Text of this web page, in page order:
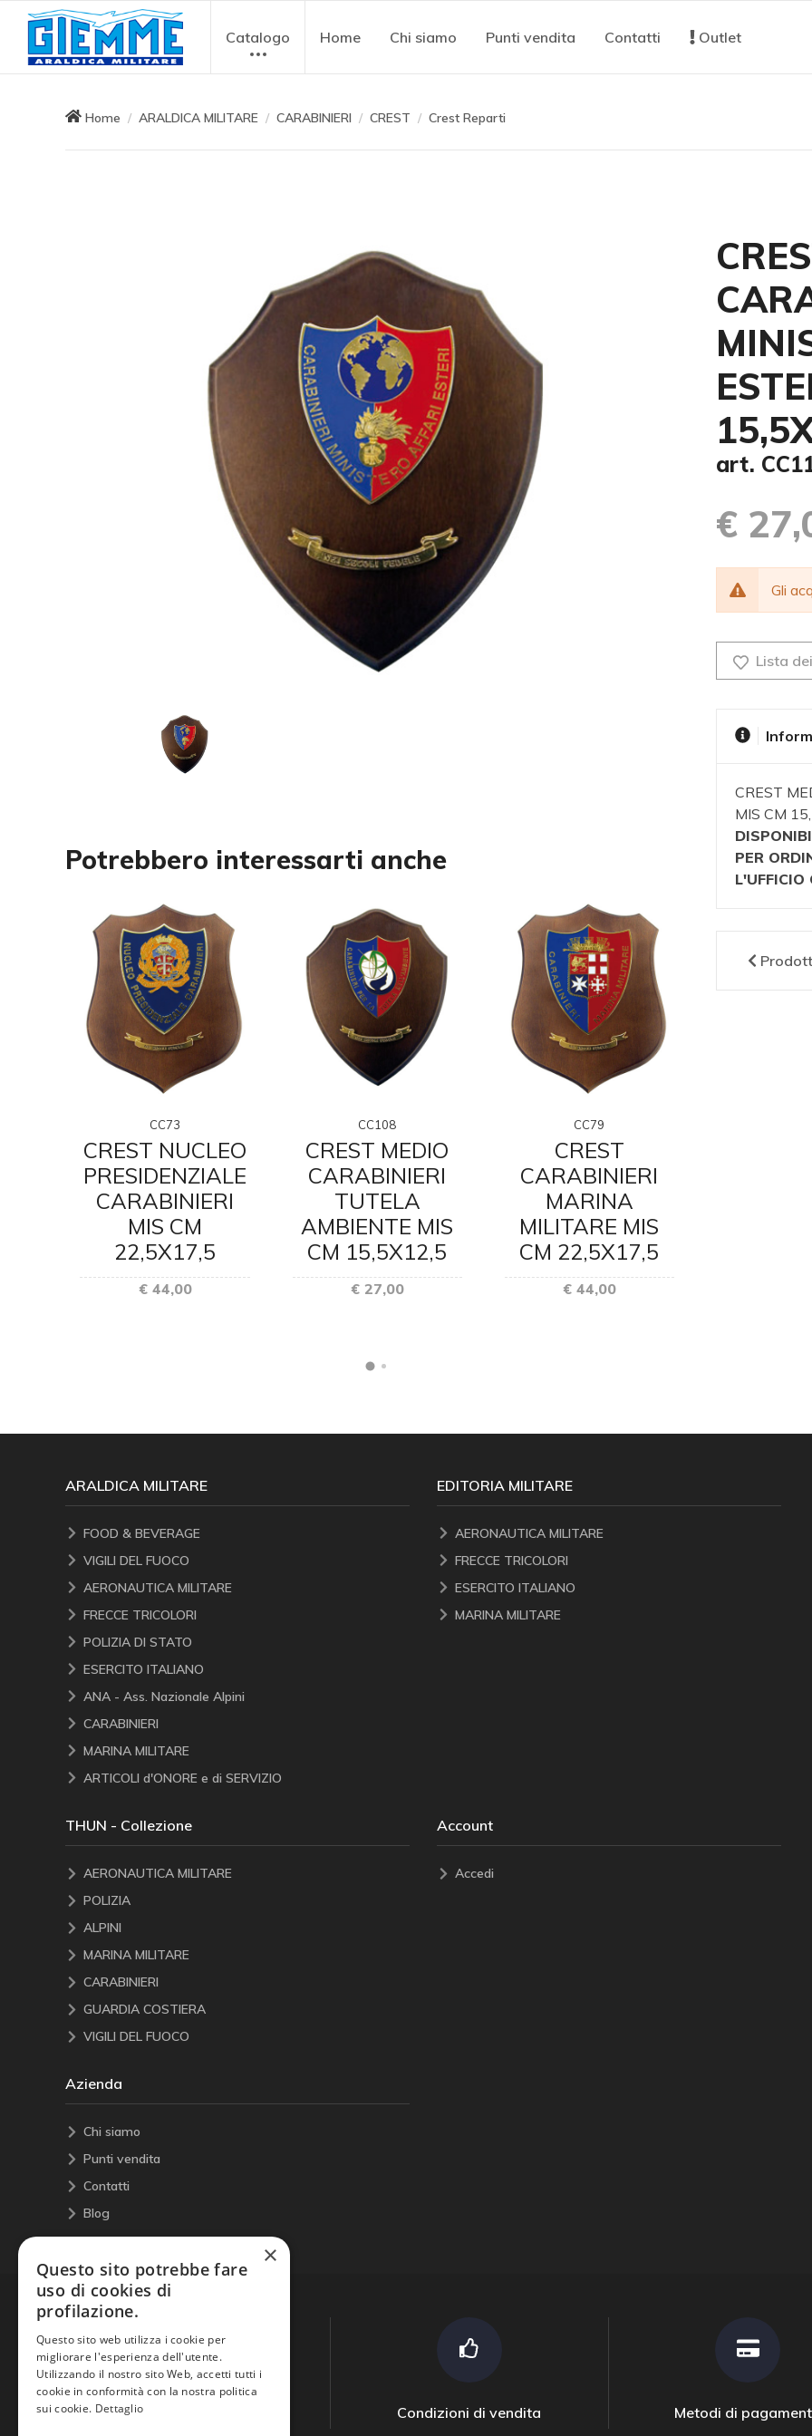
Catalogo Home Chi siamo Punti vendita Contatti Outlet
Home ARALDICA MILITARE CARABINIERI CREST Crest Reparti
Potrebbero interessarti anche
CC73
CREST NUCLEO
PRESIDENZIALE
CARABINIERI
MIS CM
22,5X17,5
€ 44,00
CC108
CREST MEDIO
CARABINIERI
TUTELA
AMBIENTE MIS
CM 15,5X12,5
€ 27,00
CC79
CREST
CARABINIERI
MARINA
MILITARE MIS
CM 22,5X17,5
€ 44,00
art.
€
Gli
Lista
CREST
MIS CM
PER
L'UFFICIO
ARALDICA MILITARE
FOOD & BEVERAGE
VIGILI DEL FUOCO
AERONAUTICA MILITARE
FRECCE TRICOLORI
POLIZIA DI STATO
ESERCITO ITALIANO
ANA - Ass. Nazionale Alpini
CARABINIERI
MARINA MILITARE
ARTICOLI d'ONORE e di SERVIZIO
EDITORIA MILITARE
AERONAUTICA MILITARE
FRECCE TRICOLORI
ESERCITO ITALIANO
MARINA MILITARE
THUN - Collezione
AERONAUTICA MILITARE
POLIZIA
ALPINI
MARINA MILITARE
CARABINIERI
GUARDIA COSTIERA
VIGILI DEL FUOCO
Account
Accedi
Azienda
Chi siamo
Punti vendita
Contatti
Blog
Guida all'acquisto Condizioni di vendita Metodi di
×
Questo sito potrebbe fare
uso di cookies di
profilazione.
Questo sito web utilizza i cookie per
migliorare l'esperienza dell'utente.
Utilizzando il nostro sito Web, accetti tutti i
cookie in conformità con la nostra politica
sui cookie. Dettaglio